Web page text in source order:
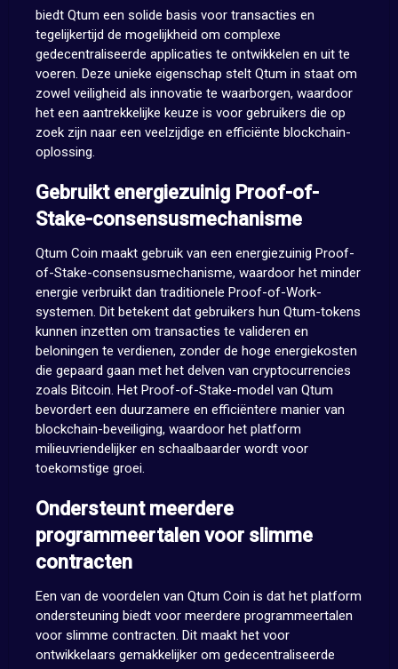
biedt Qtum een solide basis voor transacties en
tegelijkertijd de mogelijkheid om complexe
gedecentraliseerde applicaties te ontwikkelen en uit te
voeren. Deze unieke eigenschap stelt Qtum in staat om
zowel veiligheid als innovatie te waarborgen, waardoor
het een aantrekkelijke keuze is voor gebruikers die op
zoek zijn naar een veelzijdige en efficiënte blockchain-
oplossing.
Gebruikt energiezuinig Proof-of-
Stake-consensusmechanisme
Qtum Coin maakt gebruik van een energiezuinig Proof-
of-Stake-consensusmechanisme, waardoor het minder
energie verbruikt dan traditionele Proof-of-Work-
systemen. Dit betekent dat gebruikers hun Qtum-tokens
kunnen inzetten om transacties te valideren en
beloningen te verdienen, zonder de hoge energiekosten
die gepaard gaan met het delven van cryptocurrencies
zoals Bitcoin. Het Proof-of-Stake-model van Qtum
bevordert een duurzamere en efficiëntere manier van
blockchain-beveiliging, waardoor het platform
milieuvriendelijker en schaalbaarder wordt voor
toekomstige groei.
Ondersteunt meerdere
programmeertalen voor slimme
contracten
Een van de voordelen van Qtum Coin is dat het platform
ondersteuning biedt voor meerdere programmeertalen
voor slimme contracten. Dit maakt het voor
ontwikkelaars gemakkelijker om gedecentraliseerde